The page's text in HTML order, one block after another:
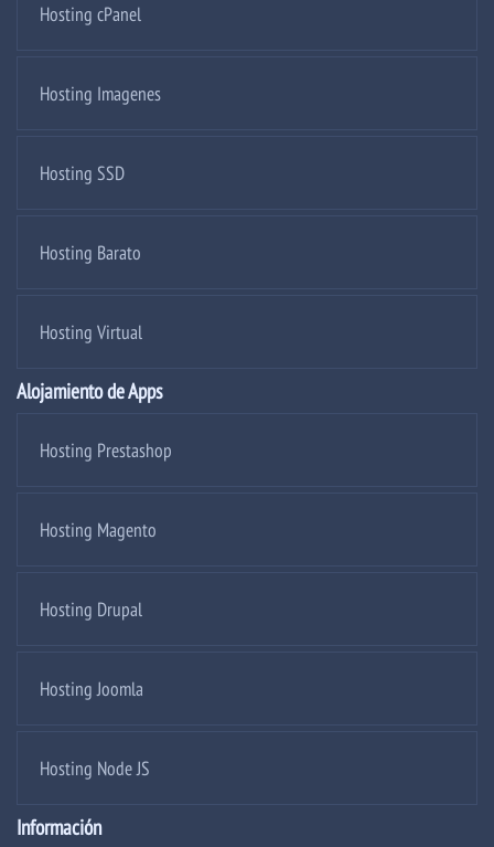
Hosting cPanel
Hosting Imagenes
Hosting SSD
Hosting Barato
Hosting Virtual
Alojamiento de Apps
Hosting Prestashop
Hosting Magento
Hosting Drupal
Hosting Joomla
Hosting Node JS
Información